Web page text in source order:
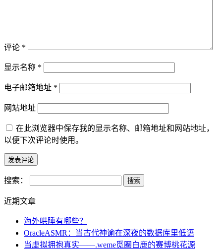
评论 *
显示名称 *
电子邮箱地址 *
网站地址
在此浏览器中保存我的显示名称、邮箱地址和网站地址，
以便下次评论时使用。
搜索：
近期文章
海外哄睡有哪些？
OracleASMR：当古代神谕在深夜的数据库里低语
当虚拟拥抱真实——.weme觅圈白鹿的赛博桃花源